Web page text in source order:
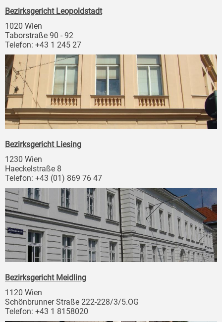
Bezirksgericht Leopoldstadt
1020 Wien
Taborstraße 90 - 92
Telefon: +43 1 245 27
Bezirksgericht Liesing
1230 Wien
Haeckelstraße 8
Telefon: +43 (01) 869 76 47
Bezirksgericht Meidling
1120 Wien
Schönbrunner Straße 222-228/3/5.OG
Telefon: +43 1 8158020